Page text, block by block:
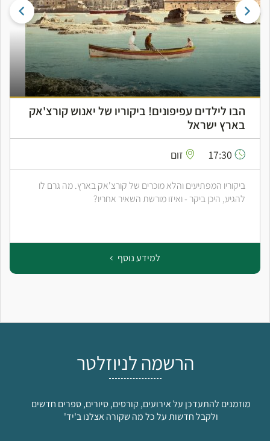
הבו לילדים עפיפונים! ביקוריו של יאנוש קורצ'אק
בארץ ישראל
זום
ביקוריו המפתיעים והלא מוכרים של קורצ'אק בארץ. מה גרם לו
להגיע, היכן ביקר - ואיזו מורשת השאיר אחריו?
למידע נוסף
הרשמה לניוזלטר
מוזמנים להתעדכן על אירועים, קורסים, סיורים, ספרים חדשים
ולקבל חדשות על כל מה שקורה אצלנו ב'יד'